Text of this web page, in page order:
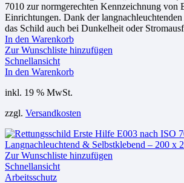
7010 zur normgerechten Kennzeichnung von
Einrichtungen. Dank der
das Schild auch bei Dunkelheit oder
In den Warenkorb
Zur Wunschliste hinzufügen
Schnellansicht
In den Warenkorb
inkl. 19 % MwSt.
zzgl. Versandkosten
Zur Wunschliste hinzufügen
Schnellansicht
Arbeitsschutz